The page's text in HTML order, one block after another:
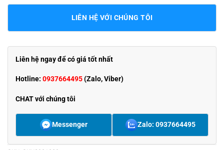
LIÊN HỆ VỚI CHÚNG TÔI
Liên hệ ngay để có giá tốt nhất
Hotline: 0937664495(Zalo, Viber)
CHAT với chúng tôi
Messenger Zalo: 0937664495